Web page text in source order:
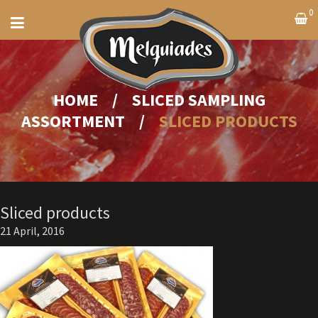
0
HOME /
SLICED SAMPLING
ASSORTMENT
/ SLICED PRODUCTS
Sliced products
21 April, 2016